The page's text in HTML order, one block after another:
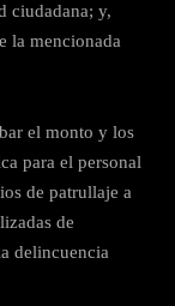
ciudadana; y,
la mencionada
el monto y los
para el personal
de patrullaje a
de
delincuencia